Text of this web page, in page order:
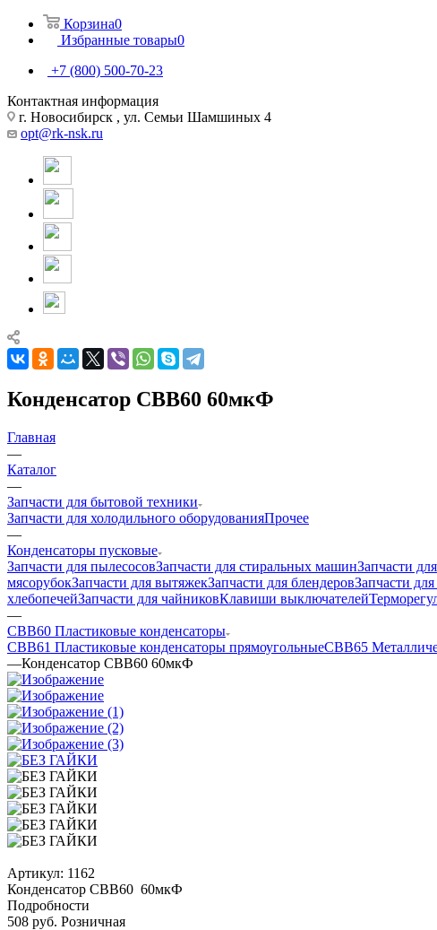
Корзина0
Избранные товары0
+7 (800) 500-70-23
Контактная информация
г. Новосибирск , ул. Семьи Шамшиных 4
opt@rk-nsk.ru
Конденсатор CBB60 60мкФ
Главная
—
Каталог
—
Запчасти для бытовой техники
Запчасти для холодильного оборудованияПрочее
—
Конденсаторы пусковые
Запчасти для пылесосовЗапчасти для стиральных машинЗапчасти
мясорубокЗапчасти для вытяжекЗапчасти для блендеровЗапчасти
хлебопечейЗапчасти для чайниковКлавиши выключателей
—
CBB60 Пластиковые конденсаторы
CBB61 Пластиковые конденсаторы прямоугольныеCBB65
—Конденсатор CBB60 60мкФ
Артикул: 1162
Конденсатор CBB60 60мкФ
Подробности
508 руб. Розничная